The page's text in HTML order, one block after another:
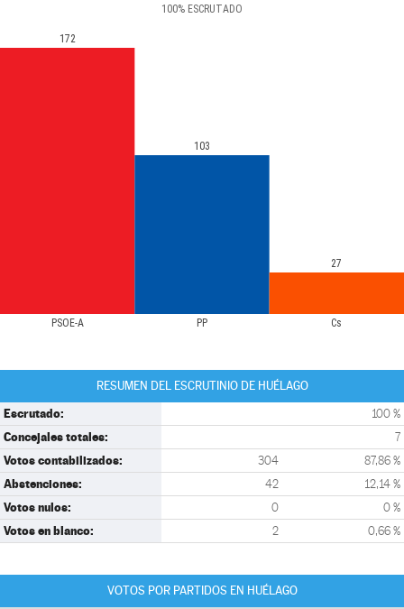
100% ESCRUTADO
PSOE-A PP Cs
172
103
27
RESUMEN DEL ESCRUTINIO DE HUÉLAGO
Escrutado: 100 %
Concejales totales: 7
Votos contabilizados: 304 87,86 %
Abstenciones: 42 12,14 %
Votos nulos: 0 0 %
Votos en blanco: 2 0,66 %
VOTOS POR PARTIDOS EN HUÉLAGO